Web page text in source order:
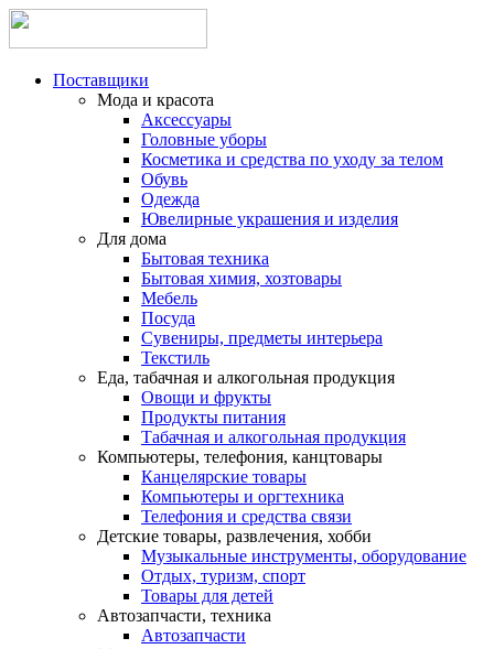
Поставщики
Мода и красота
Аксессуары
Головные уборы
Косметика и средства по уходу за телом
Обувь
Одежда
Ювелирные украшения и изделия
Для дома
Бытовая техника
Бытовая химия, хозтовары
Мебель
Посуда
Сувениры, предметы интерьера
Текстиль
Еда, табачная и алкогольная продукция
Овощи и фрукты
Продукты питания
Табачная и алкогольная продукция
Компьютеры, телефония, канцтовары
Канцелярские товары
Компьютеры и оргтехника
Телефония и средства связи
Детские товары, развлечения, хобби
Музыкальные инструменты, оборудование
Отдых, туризм, спорт
Товары для детей
Автозапчасти, техника
Автозапчасти